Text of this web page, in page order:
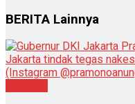
BERITA Lainnya